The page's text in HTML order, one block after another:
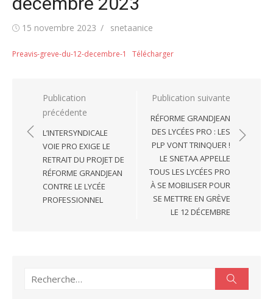
Publié15 novembre 2023 Auteur/autrice
snetaanice
Preavis-greve-du-12-decembre-1 Télécharger
Navigation
l’article
Publication
précédente
L’INTERSYNDICALE
VOIE PRO EXIGE LE
RETRAIT DU PROJET DE
RÉFORME GRANDJEAN
CONTRE LE LYCÉE
PROFESSIONNEL
Publication suivante
RÉFORME GRANDJEAN
DES LYCÉES PRO : LES
PLP VONT TRINQUER !
LE SNETAA APPELLE
TOUS LES LYCÉES PRO
À SE MOBILISER POUR
SE METTRE EN GRÈVE
LE 12 DÉCEMBRE
Recherche